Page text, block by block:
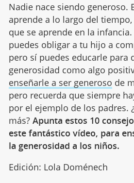
Nadie nace siendo generoso.
aprende a lo largo del
que se aprende en la
puedes obligar a tu hijo a
pero sí puedes educarle para
generosidad como algo
enseñarle a ser generoso de
pero recuerda que siempre
por el ejemplo de los padres.
más?Apunta estos 10
este fantástico vídeo, para
la generosidad a los niños.
Edición: Lola Doménech